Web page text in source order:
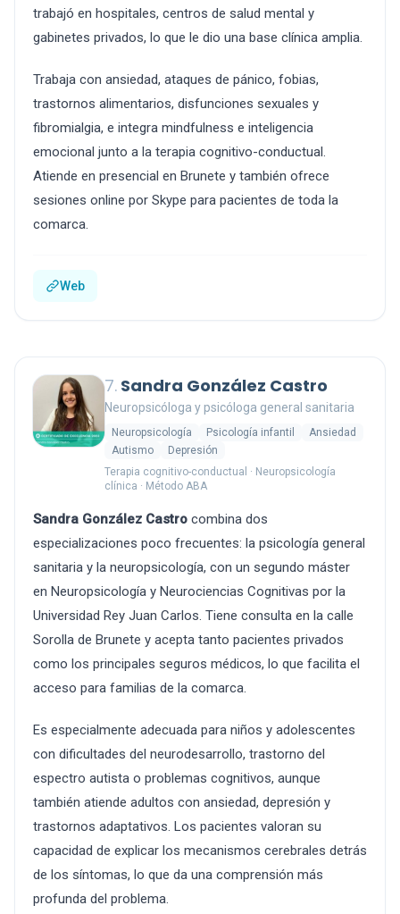
trabajó en hospitales, centros de salud mental y
gabinetes privados, lo que le dio una base clínica amplia.
Trabaja con ansiedad, ataques de pánico, fobias,
trastornos alimentarios, disfunciones sexuales y
fibromialgia, e integra mindfulness e inteligencia
emocional junto a la terapia cognitivo-conductual.
Atiende en presencial en Brunete y también ofrece
sesiones online por Skype para pacientes de toda la
comarca.
Web
7. Sandra González Castro
Neuropsicóloga y psicóloga general sanitaria
Neuropsicología Psicología infantil
Ansiedad
Autismo
Depresión
Terapia cognitivo-conductual · Neuropsicología
clínica · Método ABA
Sandra González Castro combina dos
especializaciones poco frecuentes: la psicología general
sanitaria y la neuropsicología, con un segundo máster
en Neuropsicología y Neurociencias Cognitivas por la
Universidad Rey Juan Carlos. Tiene consulta en la calle
Sorolla de Brunete y acepta tanto pacientes privados
como los principales seguros médicos, lo que facilita el
acceso para familias de la comarca.
Es especialmente adecuada para niños y adolescentes
con dificultades del neurodesarrollo, trastorno del
espectro autista o problemas cognitivos, aunque
también atiende adultos con ansiedad, depresión y
trastornos adaptativos. Los pacientes valoran su
capacidad de explicar los mecanismos cerebrales detrás
de los síntomas, lo que da una comprensión más
profunda del problema.